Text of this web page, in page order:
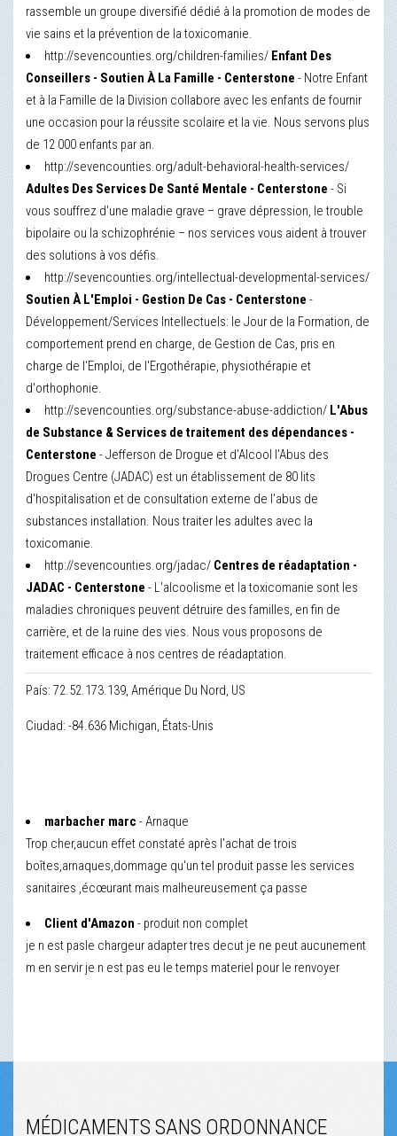
rassemble un groupe diversifié dédié à la promotion de modes de
vie sains et la prévention de la toxicomanie.
http://sevencounties.org/children-families/ Enfant Des
Conseillers - Soutien À La Famille - Centerstone - Notre Enfant
et à la Famille de la Division collabore avec les enfants de fournir
une occasion pour la réussite scolaire et la vie. Nous servons plus
de 12 000 enfants par an.
http://sevencounties.org/adult-behavioral-health-services/
Adultes Des Services De Santé Mentale - Centerstone - Si
vous souffrez d'une maladie grave – grave dépression, le trouble
bipolaire ou la schizophrénie – nos services vous aident à trouver
des solutions à vos défis.
http://sevencounties.org/intellectual-developmental-services/
Soutien À L'Emploi - Gestion De Cas - Centerstone -
Développement/Services Intellectuels: le Jour de la Formation, de
comportement prend en charge, de Gestion de Cas, pris en
charge de l'Emploi, de l'Ergothérapie, physiothérapie et
d'orthophonie.
http://sevencounties.org/substance-abuse-addiction/ L'Abus
de Substance & Services de traitement des dépendances -
Centerstone - Jefferson de Drogue et d'Alcool l'Abus des
Drogues Centre (JADAC) est un établissement de 80 lits
d'hospitalisation et de consultation externe de l'abus de
substances installation. Nous traiter les adultes avec la
toxicomanie.
http://sevencounties.org/jadac/ Centres de réadaptation -
JADAC - Centerstone - L'alcoolisme et la toxicomanie sont les
maladies chroniques peuvent détruire des familles, en fin de
carrière, et de la ruine des vies. Nous vous proposons de
traitement efficace à nos centres de réadaptation.
País: 72.52.173.139, Amérique Du Nord, US
Ciudad: -84.636 Michigan, États-Unis
marbacher marc - Arnaque
Trop cher,aucun effet constaté après l'achat de trois
boîtes,arnaques,dommage qu'un tel produit passe les services
sanitaires ,écœurant mais malheureusement ça passe
Client d'Amazon - produit non complet
je n est pasle chargeur adapter tres decut je ne peut aucunement
m en servir je n est pas eu le temps materiel pour le renvoyer
MÉDICAMENTS SANS ORDONNANCE